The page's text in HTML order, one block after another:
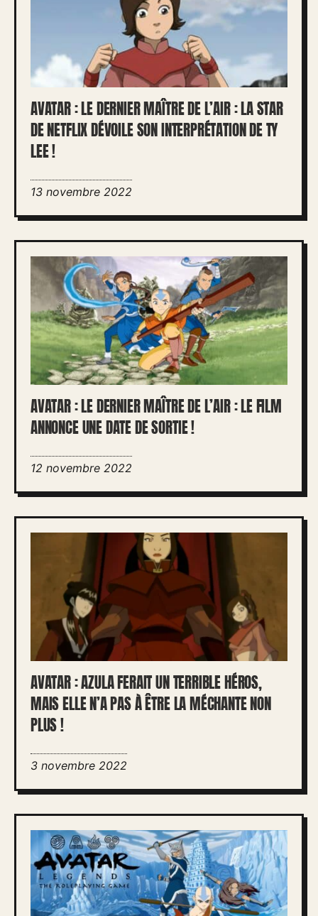
AVATAR : LE DERNIER MAÎTRE DE L’AIR : LA STAR
DE NETFLIX DÉVOILE SON INTERPRÉTATION DE TY
LEE !
13 novembre 2022
AVATAR : LE DERNIER MAÎTRE DE L’AIR : LE FILM
ANNONCE UNE DATE DE SORTIE !
12 novembre 2022
AVATAR : AZULA FERAIT UN TERRIBLE HÉROS,
MAIS ELLE N’A PAS À ÊTRE LA MÉCHANTE NON
PLUS !
3 novembre 2022